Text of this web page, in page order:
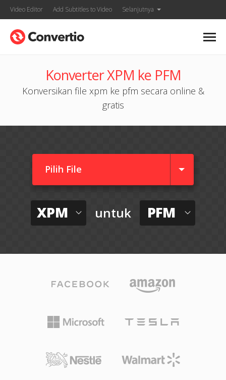
Video Editor Add Subtitles to Video Selanjutnya
Konverter XPM ke PFM
Konversikan file xpm ke pfm secara online &
gratis
Pilih File
XPM untuk PFM